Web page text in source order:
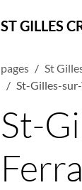
ST GILLES
pages St
St-Gilles-
St-